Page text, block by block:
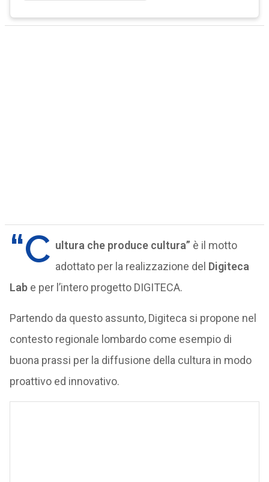
“C ultura che produce cultura” è il motto
adottato per la realizzazione del Digiteca
Labe per l’intero progetto DIGITECA.
Partendo da questo assunto, Digiteca si propone nel
contesto regionale lombardo come esempio di
buona prassi per la diffusione della cultura in modo
proattivo ed innovativo.